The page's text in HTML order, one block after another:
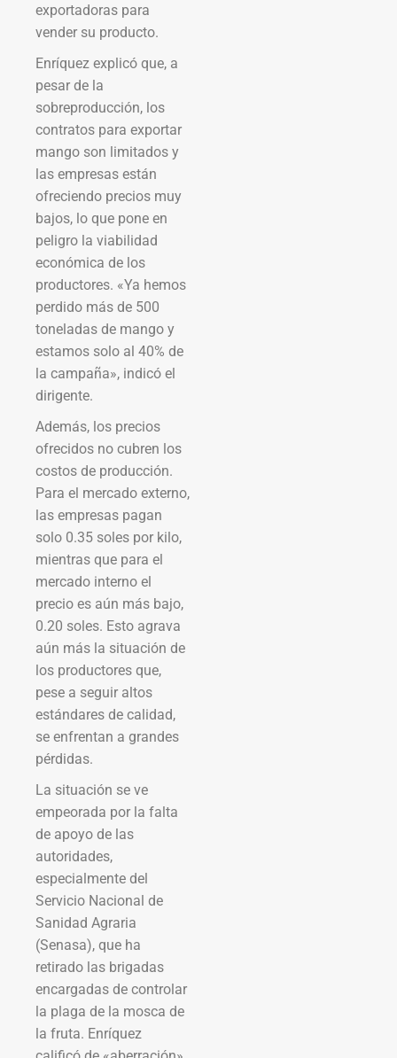
exportadoras para
vender su producto.
Enríquez explicó que, a
pesar de la
sobreproducción, los
contratos para exportar
mango son limitados y
las empresas están
ofreciendo precios muy
bajos, lo que pone en
peligro la viabilidad
económica de los
productores. «Ya hemos
perdido más de 500
toneladas de mango y
estamos solo al 40% de
la campaña», indicó el
dirigente.
Además, los precios
ofrecidos no cubren los
costos de producción.
Para el mercado externo,
las empresas pagan
solo 0.35 soles por kilo,
mientras que para el
mercado interno el
precio es aún más bajo,
0.20 soles. Esto agrava
aún más la situación de
los productores que,
pese a seguir altos
estándares de calidad,
se enfrentan a grandes
pérdidas.
La situación se ve
empeorada por la falta
de apoyo de las
autoridades,
especialmente del
Servicio Nacional de
Sanidad Agraria
(Senasa), que ha
retirado las brigadas
encargadas de controlar
la plaga de la mosca de
la fruta. Enríquez